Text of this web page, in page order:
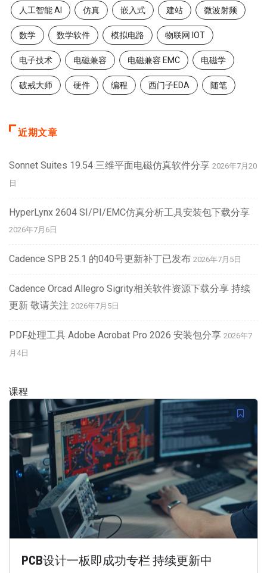
人工智能 AI 仿真 嵌入式 建站 微波射频
数学 数学软件 模拟电路 物联网 IOT
电子技术 电磁兼容 电磁兼容 EMC 电磁学
破戒大师 硬件 编程 西门子EDA 随笔
近期文章
Sonnet Suites 19.54 三维平面电磁仿真软件分享 2026年7月20
日
HyperLynx 2604 SI/PI/EMC仿真分析工具安装包下载分享
2026年7月6日
Cadence SPB 25.1 的040号更新补丁已发布 2026年7月5日
Cadence Orcad Allegro Sigrity相关软件资源下载分享 持续
更新 敬请关注 2026年7月5日
PDF处理工具 Adobe Acrobat Pro 2026 安装包分享 2026年7
月4日
课程
PCB设计一板即成功专栏 持续更新中